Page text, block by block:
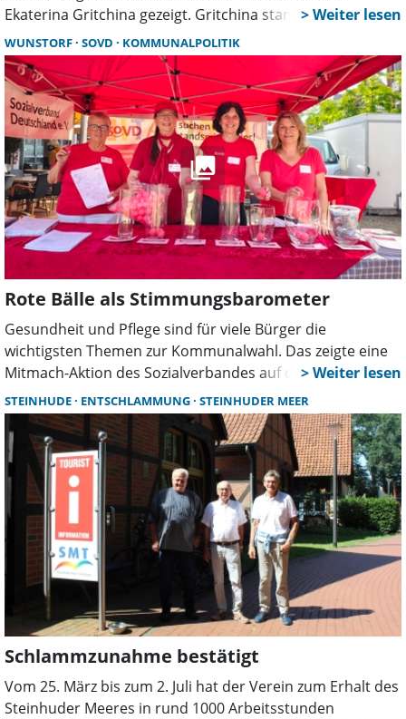
Ekaterina Gritchina gezeigt. Gritchina stammt aus
Russland. 2023 kam sie nach Deutschland und widmet
sich seitdem hauptberuflich der Malerei. In der
Kunstscheune stellt sie zum ersten Mal aus.
WUNSTORF SOVD KOMMUNALPOLITIK
Rote Bälle als Stimmungsbarometer
Gesundheit und Pflege sind für viele Bürger die
wichtigsten Themen zur Kommunalwahl. Das zeigte eine
Mitmach-Aktion des Sozialverbandes auf dem Wunstorfer
Marktplatz. Mit roten Bällen stimmten Besucher über ihre
politischen Prioritäten ab und suchten das Gespräch mit
den Ehrenamtlichen.
STEINHUDE ENTSCHLAMMUNG STEINHUDER MEER
Schlammzunahme bestätigt
Vom 25. März bis zum 2. Juli hat der Verein zum Erhalt des
Steinhuder Meeres in rund 1000 Arbeitsstunden